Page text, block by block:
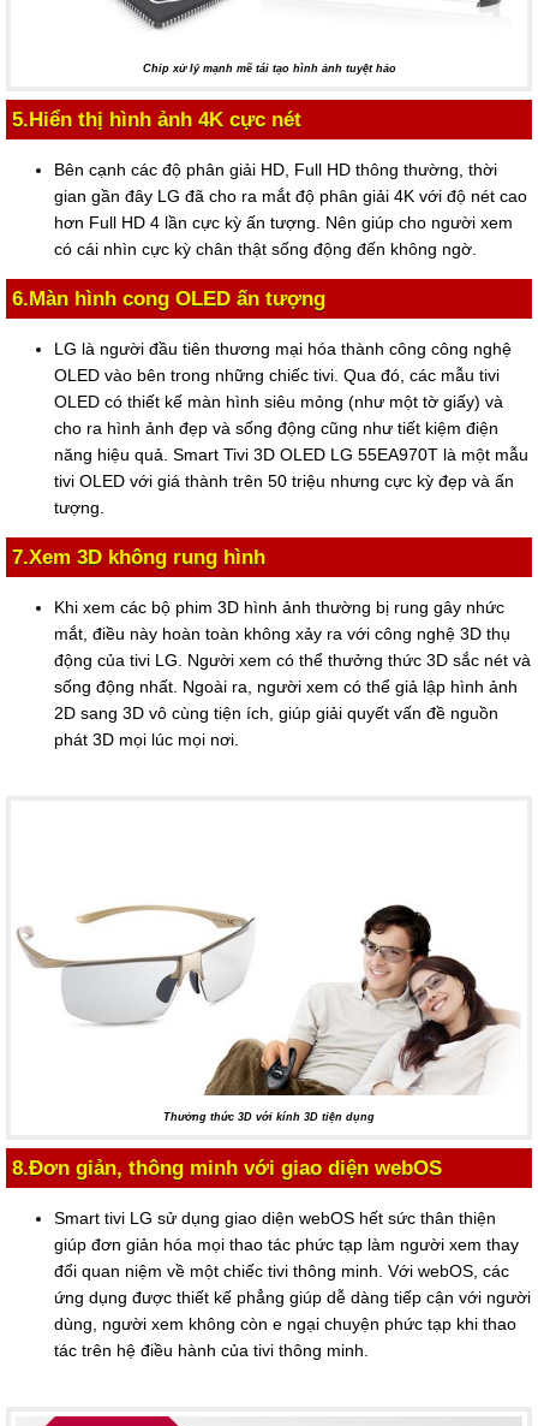
Chip xử lý mạnh mẽ tái tạo hình ảnh tuyệt hảo
5.Hiển thị hình ảnh 4K cực nét
Bên cạnh các độ phân giải HD, Full HD thông thường, thời
gian gần đây LG đã cho ra mắt độ phân giải 4K với độ nét cao
hơn Full HD 4 lần cực kỳ ấn tượng. Nên giúp cho người xem
có cái nhìn cực kỳ chân thật sống động đến không ngờ.
6.Màn hình cong OLED ấn tượng
LG là người đầu tiên thương mại hóa thành công công nghệ
OLED vào bên trong những chiếc tivi. Qua đó, các mẫu tivi
OLED có thiết kế màn hình siêu mỏng (như một tờ giấy) và
cho ra hình ảnh đẹp và sống động cũng như tiết kiệm điện
năng hiệu quả. Smart Tivi 3D OLED LG 55EA970T là một mẫu
tivi OLED với giá thành trên 50 triệu nhưng cực kỳ đẹp và ấn
tượng.
7.Xem 3D không rung hình
Khi xem các bộ phim 3D hình ảnh thường bị rung gây nhức
mắt, điều này hoàn toàn không xảy ra với công nghệ 3D thụ
động của tivi LG. Người xem có thể thưởng thức 3D sắc nét và
sống động nhất. Ngoài ra, người xem có thể giả lập hình ảnh
2D sang 3D vô cùng tiện ích, giúp giải quyết vấn đề nguồn
phát 3D mọi lúc mọi nơi.
Thưởng thức 3D với kính 3D tiện dụng
8.Đơn giản, thông minh với giao diện webOS
Smart tivi LG sử dụng giao diện webOS hết sức thân thiện
giúp đơn giản hóa mọi thao tác phức tạp làm người xem thay
đổi quan niệm về một chiếc tivi thông minh. Với webOS, các
ứng dụng được thiết kế phẳng giúp dễ dàng tiếp cận với người
dùng, người xem không còn e ngại chuyện phức tạp khi thao
tác trên hệ điều hành của tivi thông minh.